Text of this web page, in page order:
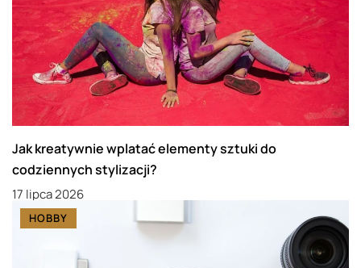
Jak kreatywnie wplatać elementy sztuki do
codziennych stylizacji?
17 lipca 2026
HOBBY